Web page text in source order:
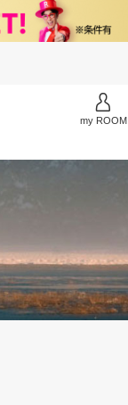
my ROOM